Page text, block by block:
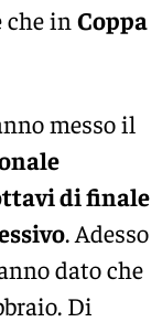
che in Coppa
messo il
di finale
. Adesso
dato che
Di